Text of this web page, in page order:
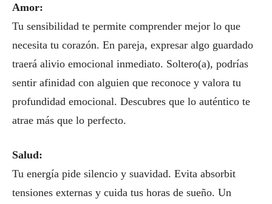
Amor:
Tu sensibilidad te permite comprender mejor lo que
necesita tu corazón. En pareja, expresar algo guardado
traerá alivio emocional inmediato. Soltero(a), podrías
sentir afinidad con alguien que reconoce y valora tu
profundidad emocional. Descubres que lo auténtico te
atrae más que lo perfecto.
Salud:
Tu energía pide silencio y suavidad. Evita absorbit
tensiones externas y cuida tus horas de sueño. Un